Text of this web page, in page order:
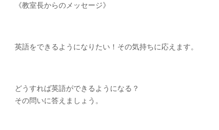
《教室長からのメッセージ》
英語をできるようになりたい！その気持ちに応えます。
どうすれば英語ができるようになる？
その問いに答えましょう。